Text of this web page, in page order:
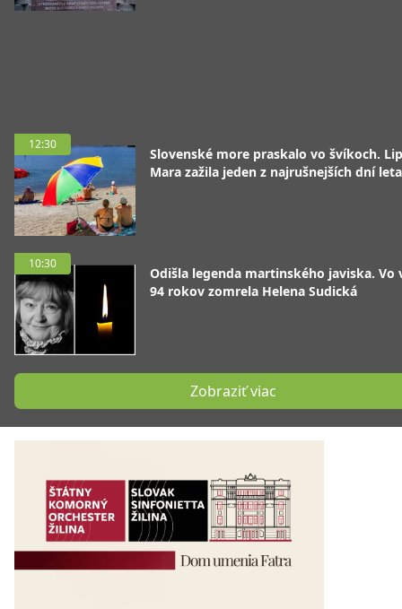
12:30
Slovenské more praskalo vo švíkoch.
Mara zažila jeden z najrušnejších dní leta
10:30
Odišla legenda martinského javiska. Vo
94 rokov zomrela Helena Sudická
Zobraziť viac